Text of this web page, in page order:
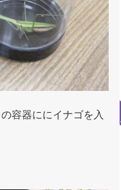
容器ににイナゴを入